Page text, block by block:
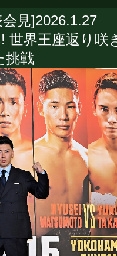
見]2026.1.27
世界王座返り咲
挑戦